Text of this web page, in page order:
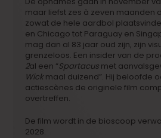
maar liefst zes à zeven maanden
zowat de hele aardbol
en Chicago tot Paraguay en
mag dan al 83 jaar oud zijn, zijn
grenzeloos. Een insider van de
2al een “Spartacus met
Wickmaal duizend”. Hij beloofde
actiescènes de originele film
overtreffen.
De film wordt in de bioscoop
2028.